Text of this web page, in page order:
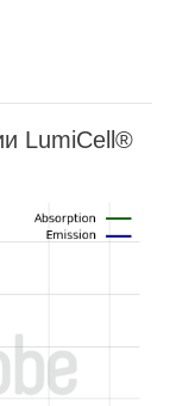
LumiCell®